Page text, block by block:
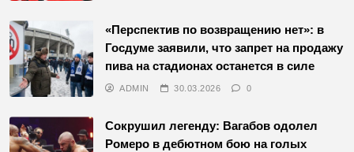
«Перспектив по возвращению нет»: в
Госдуме заявили, что запрет на продажу
пива на стадионах останется в силе
ADMIN 30.03.2026 0
Сокрушил легенду: Вагабов одолел
Ромеро в дебютном бою на голых